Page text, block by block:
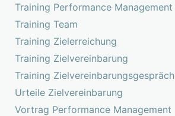
Training Performance Management
Training Team
Training Zielerreichung
Training Zielvereinbarung
Training Zielvereinbarungsgespräch
Urteile Zielvereinbarung
Vortrag Performance Management